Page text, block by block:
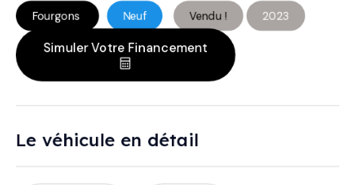
Fourgons Neuf Vendu ! 2023
Simuler Votre Financement
Le véhicule en détail